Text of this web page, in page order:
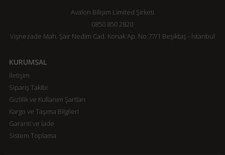
Avalon Bilişim Limited Şirketi
0850 850 2820
Vişnezade Mah. Şair Nedim Cad. Konak Ap. No:77/1 Beşiktaş - İstanbul
KURUMSAL
İletişim
Sipariş Takibi
Gizlilik ve Kullanım Şartları
Kargo ve Taşıma Bilgileri
Garanti ve İade
Sistem Toplama